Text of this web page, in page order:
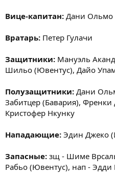
Вице-капитан: Дани Ольмо
Вратарь: Петер Гулачи
Защитники: Мануэль
Шильо (Ювентус), Дайо
Полузащитники: Дани
Забитцер (Бавария), Френки
Кристофер Нкунку
Нападающие: Эдин Джеко
Запасные: зщ - Шиме
Рабьо (Ювентус), нап - Эдди